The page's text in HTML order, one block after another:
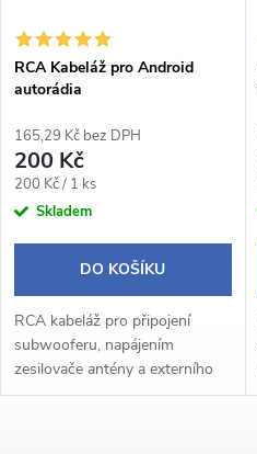
í
p
r
o
d
u
k
t
s
p
r
o
u
k
RCA Kabeláž pro Android
autorádia
165,29 Kč bez DPH
200 Kč
Měrná
cena:
200 Kč / 1 ks
Skladem
DO KOŠÍKU
RCA kabeláž pro připojení
subwooferu, napájením
zesilovače antény a externího
mikrofonu k Android